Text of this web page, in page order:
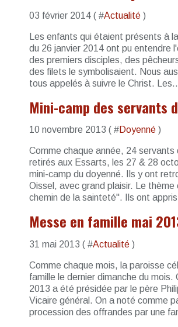
03 février 2014 ( #Actualité )
Les enfants qui étaient présents à
du 26 janvier 2014 ont pu entendre
des premiers disciples, des
des filets le symbolisaient. Nous
tous appelés à suivre le Christ.
Mini-camp des servants
10 novembre 2013 ( #Doyenné )
Comme chaque année, 24 servants
retirés aux Essarts, les 27 & 28
mini-camp du doyenné. Ils y ont
Oissel, avec grand plaisir. Le
chemin de la sainteté". Ils ont
Messe en famille mai
31 mai 2013 ( #Actualité )
Comme chaque mois, la paroisse
famille le dernier dimanche du mois.
2013 a été présidée par le père
Vicaire général. On a noté comme
procession des offrandes par une